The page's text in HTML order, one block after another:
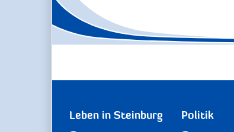
Leben in Steinburg Politik